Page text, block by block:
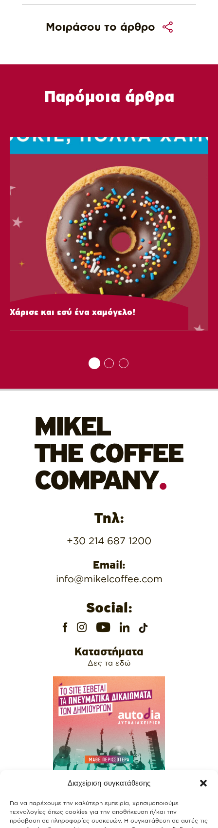
Διαχείριση συγκατάθεσης
Για να παρέχουμε την καλύτερη εμπειρία, χρησιμοποιούμε
τεχνολογίες όπως cookies για την αποθήκευση ή/και την
πρόσβαση σε πληροφορίες συσκευών. Η συγκατάθεση σε αυτές τις
Μοιράσου το άρθρο
Παρόμοια άρθρα
Χάρισε και εσύ ένα χαμόγελο!
Τηλ:
+30 214 687 1200
Email:
info@mikelcoffee.com
Social:
Καταστήματα
Δες τα εδώ
Join our team